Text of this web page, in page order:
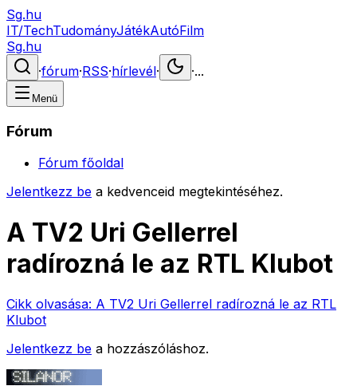
Sg.hu
IT/TechTudományJátékAutóFilm
Sg.hu
·fórum·RSS·hírlevél· ·...
Menü
Fórum
Fórum főoldal
Jelentkezz be a kedvenceid megtekintéséhez.
A TV2 Uri Gellerrel
radírozná le az RTL Klubot
Cikk olvasása: A TV2 Uri Gellerrel radírozná le az RTL
Klubot
Jelentkezz be a hozzászóláshoz.